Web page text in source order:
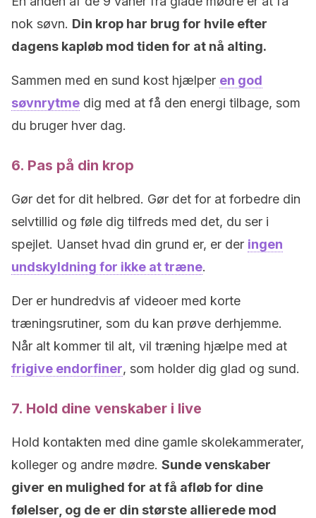
nok søvn. Din krop har brug for hvile efter
dagens kapløb mod tiden for at nå alting.
Sammen med en sund kost hjælper en god
søvnrytme dig med at få den energi tilbage, som
du bruger hver dag.
6. Pas på din krop
Gør det for dit helbred. Gør det for at forbedre din
selvtillid og føle dig tilfreds med det, du ser i
spejlet. Uanset hvad din grund er, er der ingen
undskyldning for ikke at træne.
Der er hundredvis af videoer med korte
træningsrutiner, som du kan prøve derhjemme.
Når alt kommer til alt, vil træning hjælpe med at
frigive endorfiner, som holder dig glad og sund.
7. Hold dine venskaber i live
Hold kontakten med dine gamle skolekammerater,
kolleger og andre mødre. Sunde venskaber
giver en mulighed for at få afløb for dine
følelser, og de er din største allierede mod